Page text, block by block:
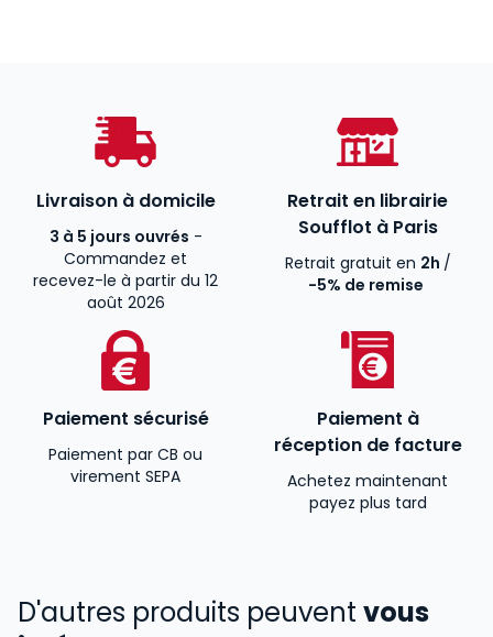
Livraison à domicile
3 à 5 jours ouvrés -
Commandez et
recevez-le à partir du 12
août 2026
Retrait en librairie
Soufflot à Paris
Retrait gratuit en 2h /
-5% de remise
Paiement sécurisé
Paiement par CB ou
virement SEPA
Paiement à
réception de facture
Achetez maintenant
payez plus tard
D'autres produits peuvent vous